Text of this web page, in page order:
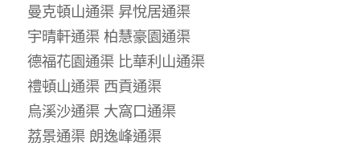
曼克頓山通渠 昇悅居通渠
宇晴軒通渠 柏慧豪園通渠
德福花園通渠 比華利山通渠
禮頓山通渠 西貢通渠
烏溪沙通渠 大窩口通渠
荔景通渠 朗逸峰通渠